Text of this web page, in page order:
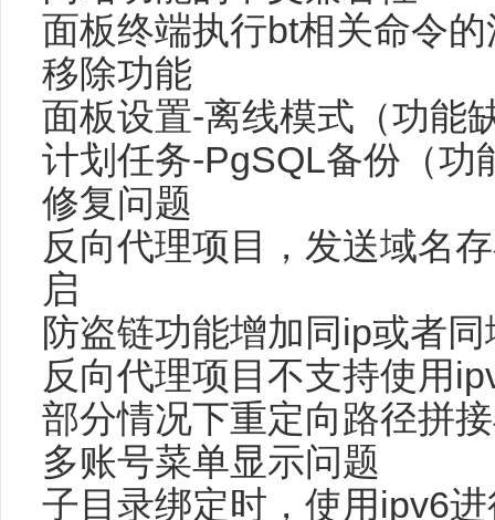
面板终端执行bt相关命令
移除功能
面板设置-离线模式（功能
计划任务-PgSQL备份（功
修复问题
反向代理项目，发送域名
启
防盗链功能增加同ip或者
反向代理项目不支持使用
部分情况下重定向路径拼
多账号菜单显示问题
子目录绑定时，使用ipv6